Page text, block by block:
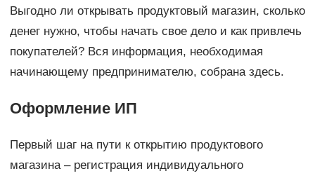
Выгодно ли открывать продуктовый магазин, сколько
денег нужно, чтобы начать свое дело и как привлечь
покупателей? Вся информация, необходимая
начинающему предпринимателю, собрана здесь.
Оформление ИП
Первый шаг на пути к открытию продуктового
магазина ‒ регистрация индивидуального